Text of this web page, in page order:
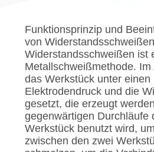
FÄLLE
FORDERN
SIE
EIN
ZITAT
Funktionsprinzip und
von
Widerstandsschweißen ist
Metallschweißmethode. Im
das Werkstück unter einen
Elektrodendruck und die
gesetzt, die erzeugt
gegenwärtigen Durchläufe
Werkstück benutzt wird,
zwischen den zwei